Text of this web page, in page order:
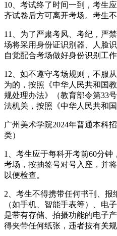
10、考试终了时间一到，考生
齐试卷后方可离开考场。考生
11、为了严肃考风、考纪，严
场将采用身份证识别器、人脸
自觉配合考场做好身份识别工作
12、如不遵守考场规则，不服
为的，按照《中华人民共和国
规处理办法》（教育部令第33
法机关，按照《中华人民共和
广州美术学院2024年普通本科
类）
1、考生应于每科开考前60分钟
考场，按抽签号对号入座，并
以便检查。
2、考生不得携带任何书刊、
（如手机、智能手表等）、电
是带有存储、拍摄功能的电子
得夹带任何纸张，违者按有关规